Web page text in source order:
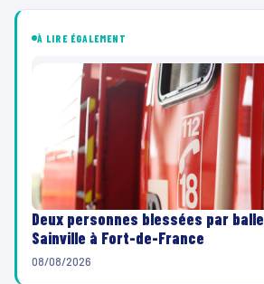
À LIRE ÉGALEMENT
Deux personnes blessées par
Sainville à Fort-de-France
08/08/2026